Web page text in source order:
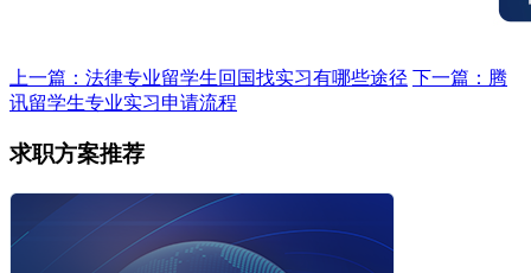
上一篇：法律专业留学生回国找实习有哪些途径 下一篇：腾
讯留学生专业实习申请流程
求职方案推荐